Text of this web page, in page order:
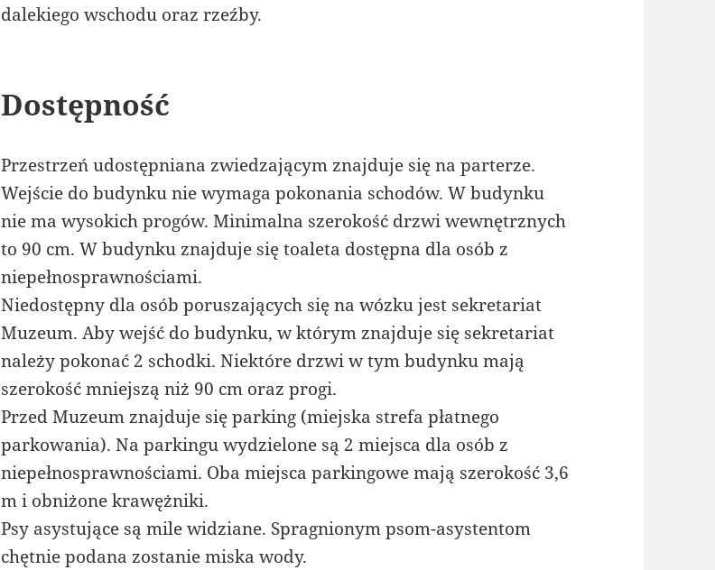
dalekiego wschodu oraz rzeźby.
Dostępność
Przestrzeń udostępniana zwiedzającym znajduje się na parterze.
Wejście do budynku nie wymaga pokonania schodów. W budynku
nie ma wysokich progów. Minimalna szerokość drzwi wewnętrznych
to 90 cm. W budynku znajduje się toaleta dostępna dla osób z
niepełnosprawnościami.
Niedostępny dla osób poruszających się na wózku jest sekretariat
Muzeum. Aby wejść do budynku, w którym znajduje się sekretariat
należy pokonać 2 schodki. Niektóre drzwi w tym budynku mają
szerokość mniejszą niż 90 cm oraz progi.
Przed Muzeum znajduje się parking (miejska strefa płatnego
parkowania). Na parkingu wydzielone są 2 miejsca dla osób z
niepełnosprawnościami. Oba miejsca parkingowe mają szerokość 3,6
m i obniżone krawężniki.
Psy asystujące są mile widziane. Spragnionym psom-asystentom
chętnie podana zostanie miska wody.